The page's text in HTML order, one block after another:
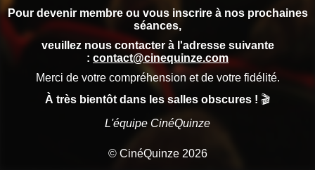
Pour devenir membre ou vous inscrire à nos prochaines
séances,
veuillez nous contacter à l'adresse suivante
: contact@cinequinze.com
Merci de votre compréhension et de votre fidélité.
À très bientôt dans les salles obscures ! 🎬
L'équipe CinéQuinze
© CinéQuinze 2026